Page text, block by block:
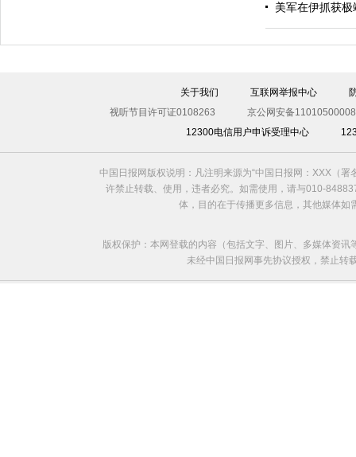
美军在伊抓获极
关于我们 互联网举报中心
视听节目许可证0108263
京公网安备
12300电信用户申诉受理中心
中国日报网版权说明：凡注明来源为“中国日报网：XXX（
许禁止转载、使用，违者必究。如需使用，请与010-
体，目的在于传播更多信息，其他媒体
版权保护：本网登载的内容（包括文字、图片、多媒体资
未经中国日报网事先协议授权，禁止转